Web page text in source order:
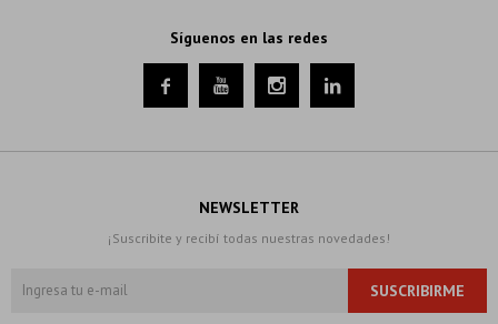
Síguenos en las redes
   
NEWSLETTER
¡Suscribite y recibí todas nuestras novedades!
SUSCRIBIRME